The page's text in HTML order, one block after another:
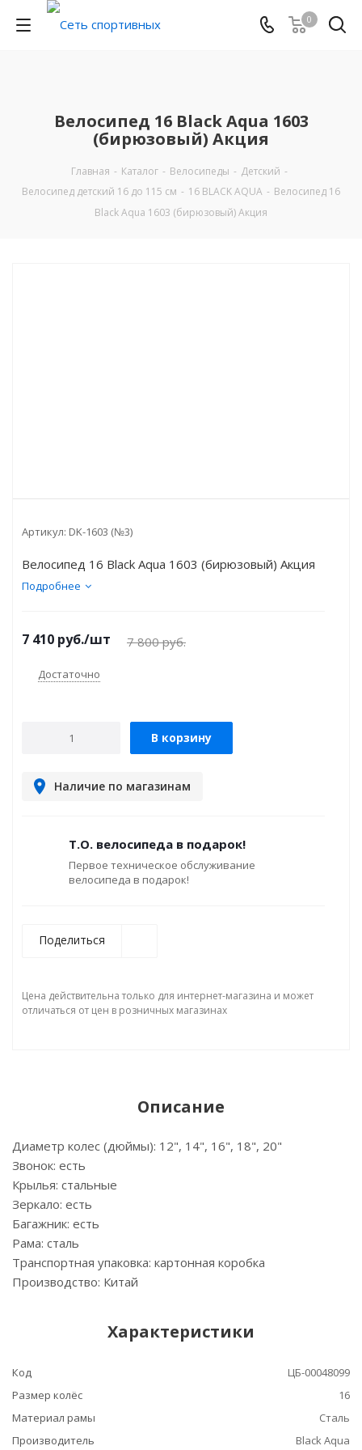
0
Велосипед 16 Black Aqua 1603
(бирюзовый) Акция
Главная - Каталог - Велосипеды - Детский -
Велосипед детский 16 до 115 см - 16 BLACK AQUA - Велосипед 16
Black Aqua 1603 (бирюзовый) Акция
Артикул: DK-1603 (№3)
Велосипед 16 Black Aqua 1603 (бирюзовый) Акция
Подробнее
7 410 руб./шт 7 800руб.
Достаточно
В корзину
Наличие по магазинам
Т.О. велосипеда в подарок!
Первое техническое обслуживание
велосипеда в подарок!
Поделиться
Цена действительна только для интернет-магазина и может
отличаться от цен в розничных магазинах
Описание
Диаметр колес (дюймы): 12", 14", 16", 18", 20"
Звонок: есть
Крылья: стальные
Зеркало: есть
Багажник: есть
Рама: сталь
Транспортная упаковка: картонная коробка
Производство: Китай
Характеристики
Код
ЦБ-00048099
Размер колёс
16
Материал рамы
Сталь
Производитель
Black Aqua